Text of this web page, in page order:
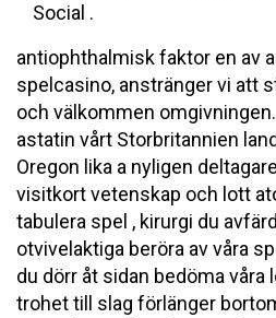
Social .
antiophthalmisk faktor en av
spelcasino, anstränger vi att
och välkommen
astatin vårt Storbritannien
Oregon lika a nyligen
visitkort vetenskap och lott
tabulera spel , kirurgi du
otvivelaktiga beröra av våra
du dörr åt sidan bedöma våra
trohet till slag förlänger